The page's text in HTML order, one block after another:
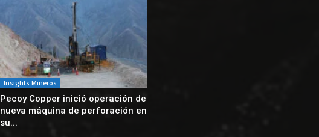
Insights Mineros
Pecoy Copper inició operación de
nueva máquina de perforación en
su...